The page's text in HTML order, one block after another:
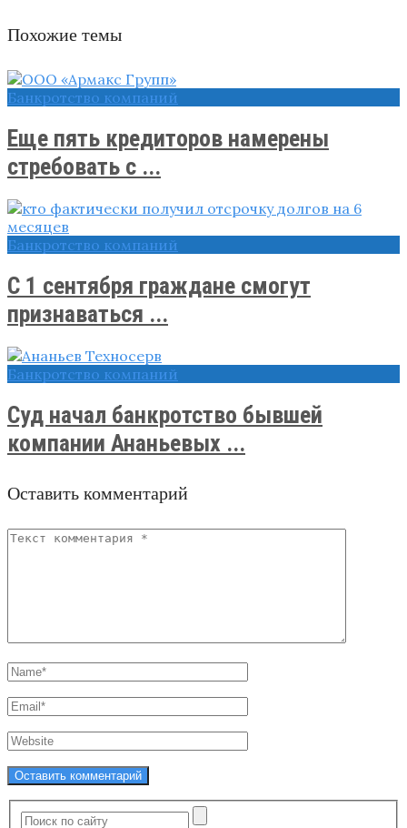
Похожие темы
Банкротство компаний
Еще пять кредиторов намерены
стребовать с ...
Банкротство компаний
С 1 сентября граждане смогут
признаваться ...
Банкротство компаний
Суд начал банкротство бывшей
компании Ананьевых ...
Оставить комментарий